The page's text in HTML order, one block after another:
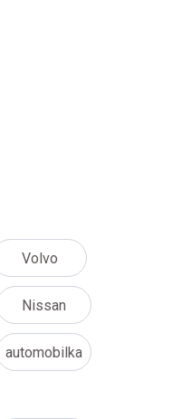
Volvo
Nissan
automobilka